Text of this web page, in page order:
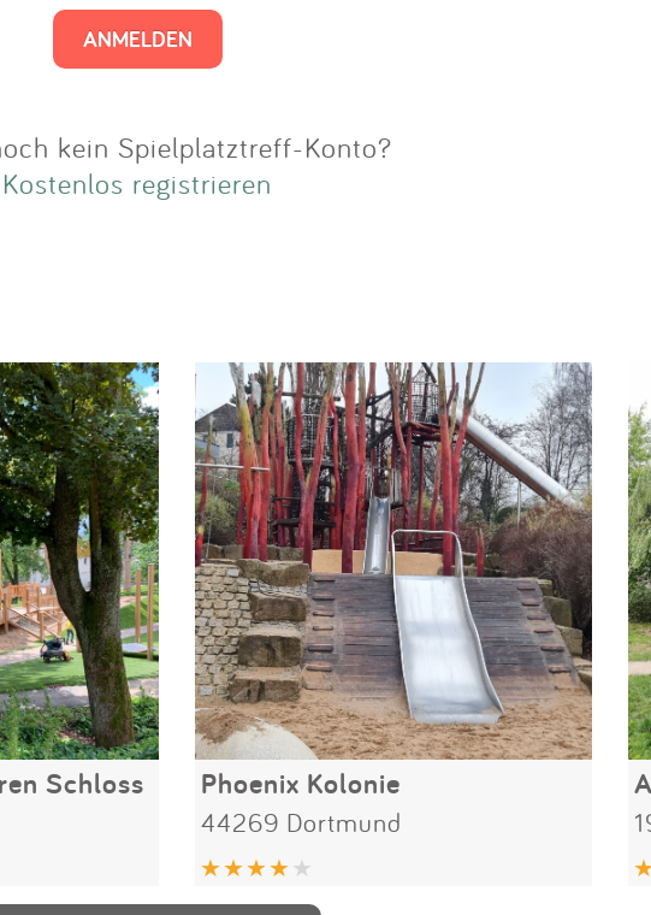
Anmelden
kein Spielplatztreff-Konto?
Kostenlos registrieren
Schloss Phoenix Kolonie
44269 Dortmund